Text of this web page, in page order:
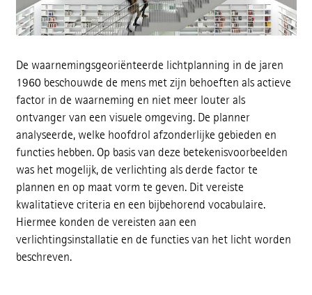
De waarnemingsgeoriënteerde lichtplanning in de jaren
1960 beschouwde de mens met zijn behoeften als actieve
factor in de waarneming en niet meer louter als
ontvanger van een visuele omgeving. De planner
analyseerde, welke hoofdrol afzonderlijke gebieden en
functies hebben. Op basis van deze betekenisvoorbeelden
was het mogelijk, de verlichting als derde factor te
plannen en op maat vorm te geven. Dit vereiste
kwalitatieve criteria en een bijbehorend vocabulaire.
Hiermee konden de vereisten aan een
verlichtingsinstallatie en de functies van het licht worden
beschreven.